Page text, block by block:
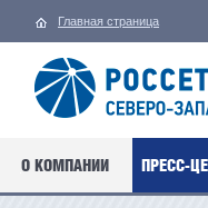
Главная страница
О КОМПАНИИ ПРЕСС-